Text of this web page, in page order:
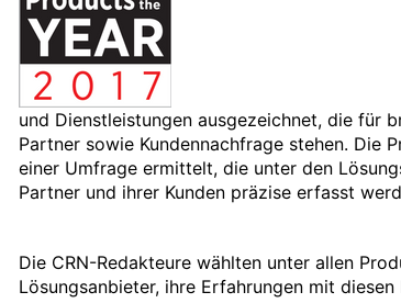
und Dienstleistungen ausgezeichnet, die für
Partner sowie Kundennachfrage stehen. Die
einer Umfrage ermittelt, die unter den
Partner und ihrer Kunden präzise erfasst
Die CRN-Redakteure wählten unter allen
Lösungsanbieter, ihre Erfahrungen mit